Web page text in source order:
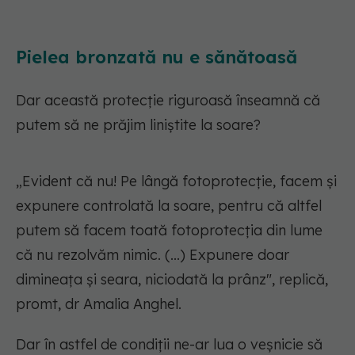
Pielea bronzată nu e sănătoasă
Dar această protecție riguroasă înseamnă că
putem să ne prăjim liniștite la soare?
„Evident că nu! Pe lângă fotoprotecție, facem și
expunere controlată la soare, pentru că altfel
putem să facem toată fotoprotecția din lume
că nu rezolvăm nimic. (...) Expunere doar
dimineața și seara, niciodată la prânz", replică,
promt, dr Amalia Anghel.
Dar în astfel de condiții ne-ar lua o veșnicie să